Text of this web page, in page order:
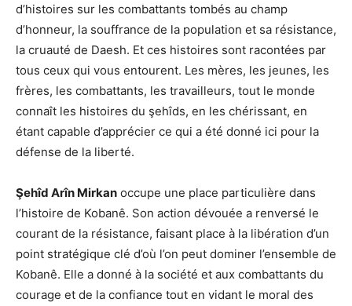
d’histoires sur les combattants tombés au champ
d’honneur, la souffrance de la population et sa résistance,
la cruauté de Daesh. Et ces histoires sont racontées par
tous ceux qui vous entourent. Les mères, les jeunes, les
frères, les combattants, les travailleurs, tout le monde
connaît les histoires du şehîds, en les chérissant, en
étant capable d’apprécier ce qui a été donné ici pour la
défense de la liberté.
Şehîd Arîn Mirkan occupe une place particulière dans
l’histoire de Kobanê. Son action dévouée a renversé le
courant de la résistance, faisant place à la libération d’un
point stratégique clé d’où l’on peut dominer l’ensemble de
Kobanê. Elle a donné à la société et aux combattants du
courage et de la confiance tout en vidant le moral des